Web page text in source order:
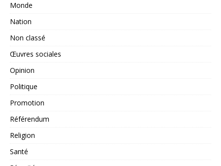
Monde
Nation
Non classé
Œuvres sociales
Opinion
Politique
Promotion
Référendum
Religion
Santé